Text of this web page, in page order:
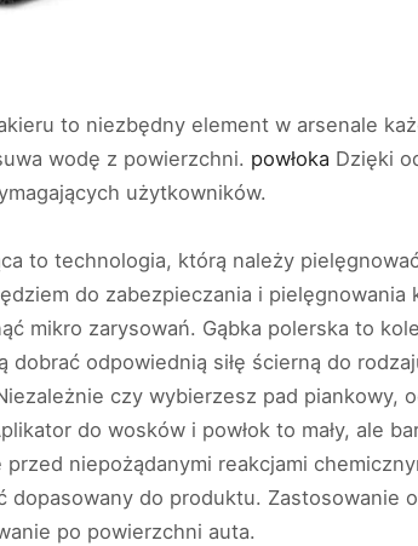
to niezbędny element w arsenale
wodę z powierzchni. powłoka Dzięki
użytkowników.
to technologia, którą należy
do zabezpieczania i
mikro zarysowań. Gąbka polerska to
odpowiednią siłę ścierną do
czy wybierzesz pad
do wosków i powłok to mały, ale
przed niepożądanymi reakcjami
do produktu. Zastosowanie
po powierzchni auta.